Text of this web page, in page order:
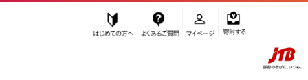
ふるぽ JTBのふるさと納税サイト